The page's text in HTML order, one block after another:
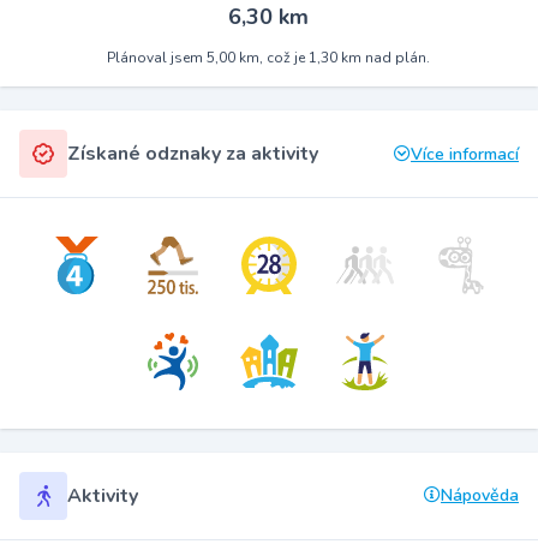
6,30 km
Plánoval jsem 5,00 km, což je 1,30 km nad plán.
Získané odznaky za aktivity Více informací
Aktivity Nápověda